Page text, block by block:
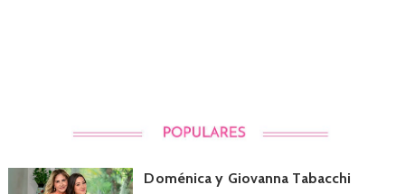
Doménica y Giovanna Tabacchi